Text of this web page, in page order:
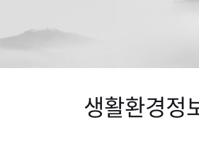
생활환경정